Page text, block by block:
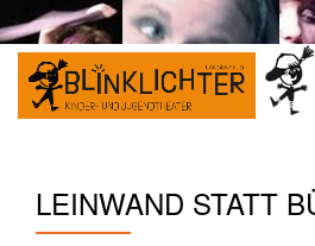
Skip
content
LEINWAND STATT